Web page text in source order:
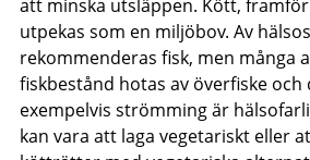
att minska utsläppen. Kött,
utpekas som en miljöbov. Av
rekommenderas fisk, men många
fiskbestånd hotas av överfiske och
exempelvis strömming är
kan vara att laga vegetariskt eller